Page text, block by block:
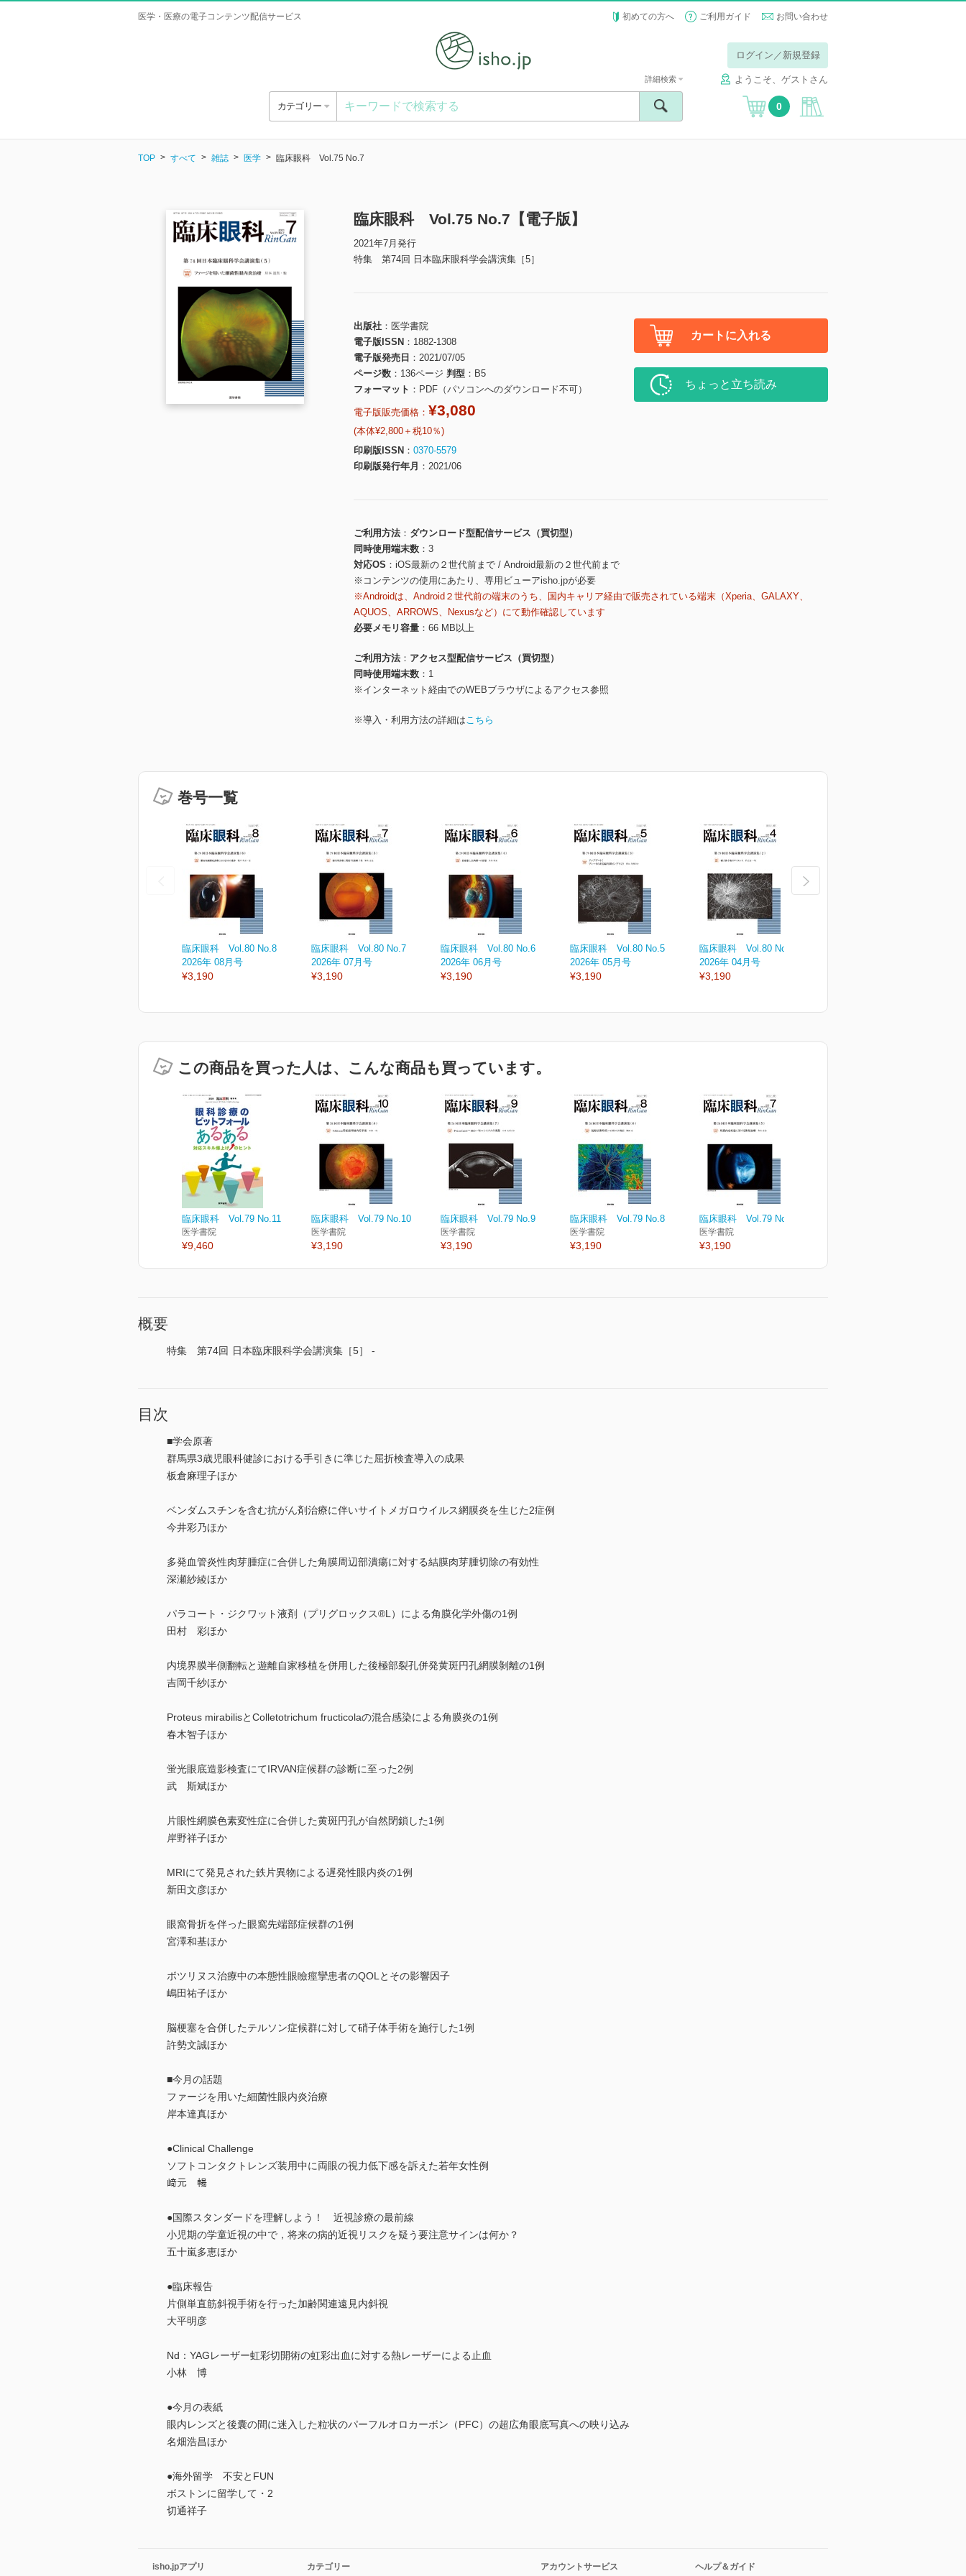
医学・医療の電子コンテンツ配信サービス 初めての方へ ご利用ガイド お問い合わせ
ログイン／新規登録
ようこそ、ゲストさん
カテゴリー
詳細検索
0
TOP すべて 雑誌 医学 臨床眼科 Vol.75 No.7
臨床眼科 Vol.75 No.7【電子版】
2021年7月発行
特集 第74回 日本臨床眼科学会講演集［5］
出版社
医学書院
電子版ISSN
1882-1308
電子版発売日
2021/07/05
ページ数
136ページ 判型
B5
フォーマット
PDF（パソコンへのダウンロード不可）
電子版販売価格： ¥3,080
(本体¥2,800＋税10％)
印刷版ISSN
0370-5579
印刷版発行年月
2021/06
カートに入れる
ちょっと立ち読み
ご利用方法
ダウンロード型配信サービス（買切型）
同時使用端末数
3
対応OS
iOS最新の２世代前まで / Android最新の２世代前まで
※コンテンツの使用にあたり、専用ビューアisho.jpが必要
※Androidは、Android２世代前の端末のうち、国内キャリア経由で販売されている端末（Xperia、GALAXY、
AQUOS、ARROWS、Nexusなど）にて動作確認しています
必要メモリ容量
66 MB以上
ご利用方法
アクセス型配信サービス（買切型）
同時使用端末数
1
※インターネット経由でのWEBブラウザによるアクセス参照
※導入・利用方法の詳細はこちら
巻号一覧
臨床眼科 Vol.80 No.8
2026年 08月号
¥3,190
臨床眼科 Vol.80 No.7
2026年 07月号
¥3,190
臨床眼科 Vol.80 No.6
2026年 06月号
¥3,190
臨床眼科 Vol.80 No.5
2026年 05月号
¥3,190
臨床眼科 Vol.80 No.4
2026年 04月号
¥3,190
この商品を買った人は、こんな商品も買っています。
臨床眼科 Vol.79 No.11
医学書院
¥9,460
臨床眼科 Vol.79 No.10
医学書院
¥3,190
臨床眼科 Vol.79 No.9
医学書院
¥3,190
臨床眼科 Vol.79 No.8
医学書院
¥3,190
臨床眼科 Vol.79 No.7
医学書院
¥3,190
概要
特集 第74回 日本臨床眼科学会講演集［5］ -
目次
■学会原著
群馬県3歳児眼科健診における手引きに準じた屈折検査導入の成果
板倉麻理子ほか
ベンダムスチンを含む抗がん剤治療に伴いサイトメガロウイルス網膜炎を生じた2症例
今井彩乃ほか
多発血管炎性肉芽腫症に合併した角膜周辺部潰瘍に対する結膜肉芽腫切除の有効性
深瀬紗綾ほか
パラコート・ジクワット液剤（プリグロックス®L）による角膜化学外傷の1例
田村 彩ほか
内境界膜半側翻転と遊離自家移植を併用した後極部裂孔併発黄斑円孔網膜剝離の1例
吉岡千紗ほか
Proteus mirabilisとColletotrichum fructicolaの混合感染による角膜炎の1例
春木智子ほか
蛍光眼底造影検査にてIRVAN症候群の診断に至った2例
武 斯斌ほか
片眼性網膜色素変性症に合併した黄斑円孔が自然閉鎖した1例
岸野祥子ほか
MRIにて発見された鉄片異物による遅発性眼内炎の1例
新田文彦ほか
眼窩骨折を伴った眼窩先端部症候群の1例
宮澤和基ほか
ボツリヌス治療中の本態性眼瞼痙攣患者のQOLとその影響因子
嶋田祐子ほか
脳梗塞を合併したテルソン症候群に対して硝子体手術を施行した1例
許勢文誠ほか
■今月の話題
ファージを用いた細菌性眼内炎治療
岸本達真ほか
●Clinical Challenge
ソフトコンタクトレンズ装用中に両眼の視力低下感を訴えた若年女性例
﨑元 暢
●国際スタンダードを理解しよう！ 近視診療の最前線
小児期の学童近視の中で，将来の病的近視リスクを疑う要注意サインは何か？
五十嵐多恵ほか
●臨床報告
片側単直筋斜視手術を行った加齢関連遠見内斜視
大平明彦
Nd：YAGレーザー虹彩切開術の虹彩出血に対する熱レーザーによる止血
小林 博
●今月の表紙
眼内レンズと後囊の間に迷入した粒状のパーフルオロカーボン（PFC）の超広角眼底写真への映り込み
名畑浩昌ほか
●海外留学 不安とFUN
ボストンに留学して・2
切通祥子
isho.jpアプリ カテゴリー アカウントサービス ヘルプ＆ガイド